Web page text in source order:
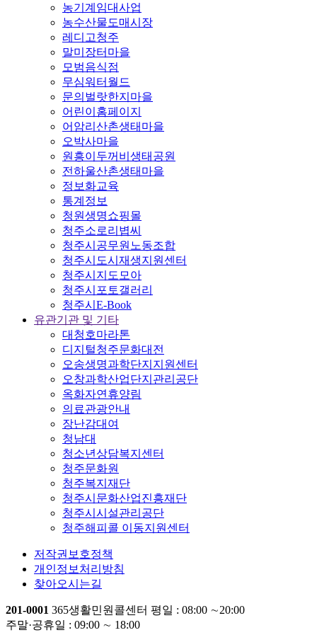
농기계임대사업
농수산물도매시장
레디고청주
말미장터마을
모범음식점
무심워터월드
문의벌랏한지마을
어린이홈페이지
어암리산촌생태마을
오박사마을
원흥이두꺼비생태공원
전하울산촌생태마을
정보화교육
통계정보
청원생명쇼핑몰
청주소로리볍씨
청주시공무원노동조합
청주시도시재생지원센터
청주시지도모아
청주시포토갤러리
청주시E-Book
유관기관 및 기타
대청호마라톤
디지털청주문화대전
오송생명과학단지지원센터
오창과학산업단지관리공단
옥화자연휴양림
의료관광안내
장난감대여
청남대
청소년상담복지센터
청주문화원
청주복지재단
청주시문화산업진흥재단
청주시시설관리공단
청주해피콜 이동지원센터
저작권보호정책
개인정보처리방침
찾아오시는길
201-0001 365생활민원콜센터 평일 : 08:00 ∼20:00
주말·공휴일 : 09:00 ∼ 18:00